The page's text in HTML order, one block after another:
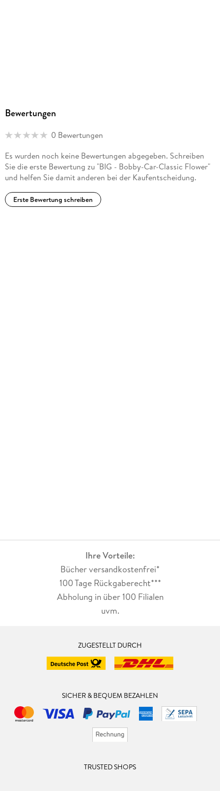
Bewertungen
0 Bewertungen
Es wurden noch keine Bewertungen abgegeben. Schreiben
Sie die erste Bewertung zu "BIG - Bobby-Car-Classic Flower"
und helfen Sie damit anderen bei der Kaufentscheidung.
Erste Bewertung schreiben
Ihre Vorteile:
Bücher versandkostenfrei*
100 Tage Rückgaberecht***
Abholung in über 100 Filialen
uvm.
ZUGESTELLT DURCH
SICHER & BEQUEM BEZAHLEN
TRUSTED SHOPS